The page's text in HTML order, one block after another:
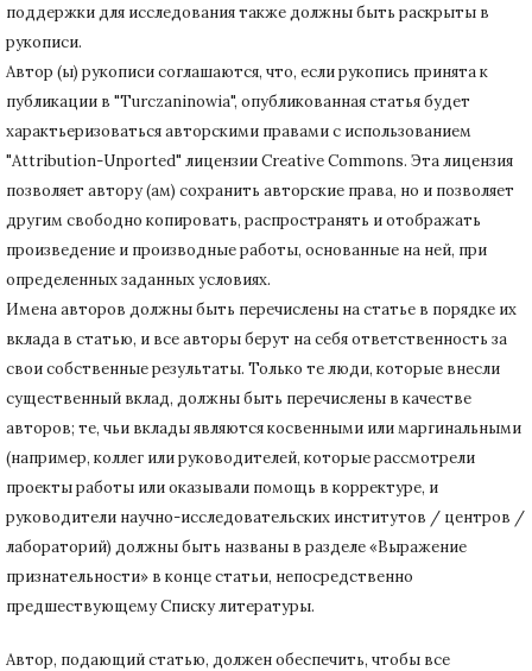
поддержки для исследования также должны быть раскрыты в
рукописи.
Автор (ы) рукописи соглашаются, что, если рукопись принята к
публикации в "Turczaninowia", опубликованная статья будет
характьеризоваться авторскими правами с использованием
"Attribution-Unported" лицензии Creative Commons. Эта лицензия
позволяет автору (ам) сохранить авторские права, но и позволяет
другим свободно копировать, распространять и отображать
произведение и производные работы, основанные на ней, при
определенных заданных условиях.
Имена авторов должны быть перечислены на статье в порядке их
вклада в статью, и все авторы берут на себя ответственность за
свои собственные результаты. Только те люди, которые внесли
существенный вклад, должны быть перечислены в качестве
авторов; те, чьи вклады являются косвенными или маргинальными
(например, коллег или руководителей, которые рассмотрели
проекты работы или оказывали помощь в корректуре, и
руководители научно-исследовательских институтов / центров /
лабораторий) должны быть названы в разделе «Выражение
признательности» в конце статьи, непосредственно
предшествующему Списку литературы.
Автор, подающий статью, должен обеспечить, чтобы все